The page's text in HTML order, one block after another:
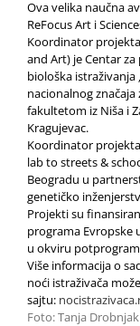
Ova velika naučna
ReFocus Art i
Koordinator projekta
and Art) je Centar
biološka istraživanja
nacionalnog
fakultetom iz Niša i
Kragujevac.
Koordinator projekta
lab to streets &
Beogradu u
genetičko
Projekti su
programa Evropske
u okviru
Više informacija o
noći istraživača
sajtu:
Foto: Tanja Drobnjak